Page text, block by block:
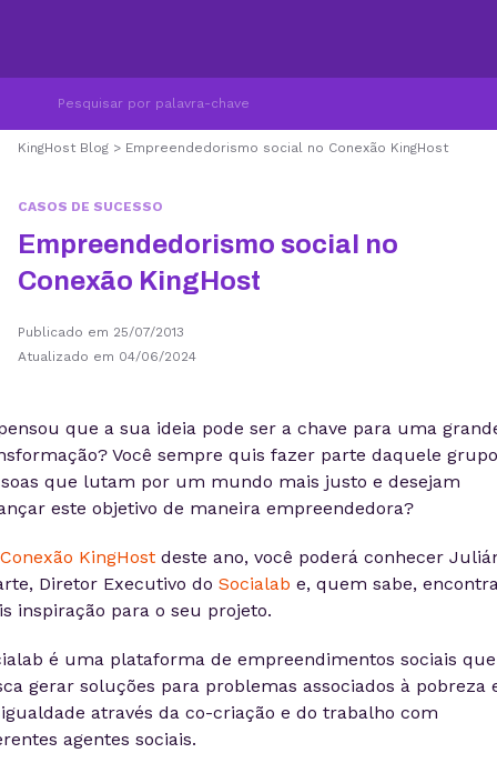
KingHost Blog > Empreendedorismo social no Conexão KingHost
CASOS DE SUCESSO
Empreendedorismo social no
Conexão KingHost
Publicado em 25/07/2013
Atualizado em 04/06/2024
que a sua ideia pode ser a chave para uma
Você sempre quis fazer parte daquele
que lutam por um mundo mais justo e desejam
este objetivo de maneira empreendedora?
Conexão KingHost deste ano, você poderá conhecer
Diretor Executivo do Socialab e, quem sabe,
inspiração para o seu projeto.
é uma plataforma de empreendimentos sociais que
gerar soluções para problemas associados à pobreza
através da co-criação e do trabalho com
agentes sociais.